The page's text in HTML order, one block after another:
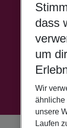
dass
um
Wir
ähnliche
unsere
Laufen